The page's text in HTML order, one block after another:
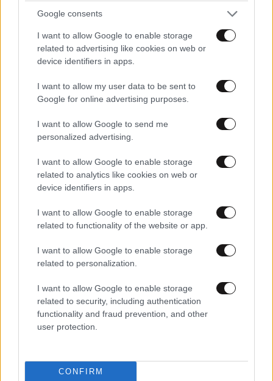
Google consents
I want to allow Google to enable storage
related to advertising like cookies on web or
device identifiers in apps.
I want to allow my user data to be sent to
Google for online advertising purposes.
I want to allow Google to send me
personalized advertising.
I want to allow Google to enable storage
related to analytics like cookies on web or
device identifiers in apps.
I want to allow Google to enable storage
related to functionality of the website or app.
I want to allow Google to enable storage
related to personalization.
I want to allow Google to enable storage
related to security, including authentication
functionality and fraud prevention, and other
user protection.
CONFIRM
LIFESTYLE05·08·2026 17:48
Παλάτι Marivent: Πώς οι κληρονόμοι του
από τη βασιλική οικογένεια της Ισπανίας